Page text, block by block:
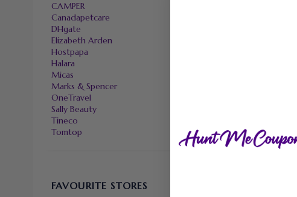
CAMPER
Canadapetcare
DHgate
Elizabeth Arden
Hostpapa
Halara
Micas
Marks & Spencer
OneTravel
Sally Beauty
Tineco
Tomtop
FAVOURITE STORES